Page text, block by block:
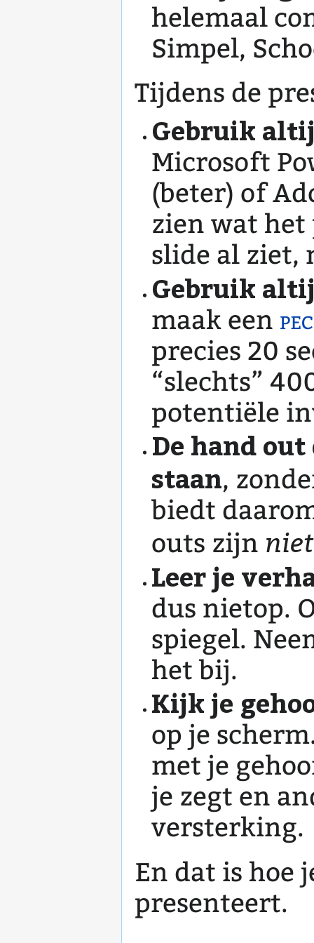
helemaal
Simpel,
Tijdens de
Gebruik
Microsoft
(beter) of
zien wat het
slide al ziet,
Gebruik
maak een
precies 20
“slechts”
potentiële
De hand
staan,
biedt
outs zijn niet
Leer je
dus nietop.
spiegel.
het bij.
Kijk je
op je
met je
je zegt en
versterking.
En dat is hoe
presenteert.